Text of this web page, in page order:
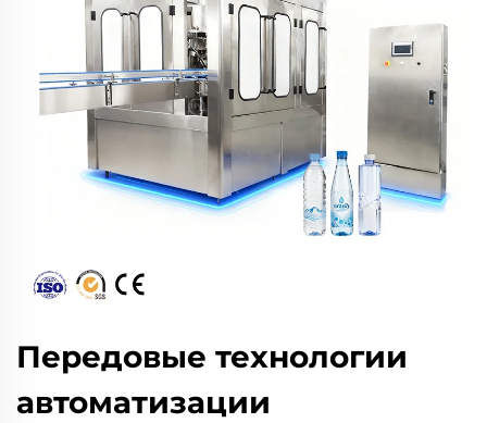
Передовые технологии
автоматизации